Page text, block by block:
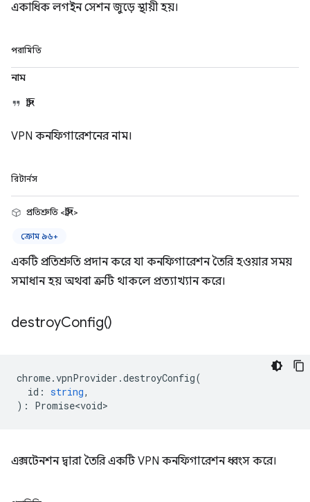
একাধিক লগইন সেশন জুড়ে স্থায়ী হয়।
পরামিতি
নাম
স্ট্রিং
VPN কনফিগারেশনের নাম।
রিটার্নস
প্রতিশ্রুতি <স্ট্রিং>
ক্রোম ৯৬+
একটি প্রতিশ্রুতি প্রদান করে যা কনফিগারেশন তৈরি হওয়ার সময়
সমাধান হয় অথবা ত্রুটি থাকলে প্রত্যাখ্যান করে।
destroyConfig()
chrome.vpnProvider .destroyConfig(
id : string,
) : Promise<void>
এক্সটেনশন দ্বারা তৈরি একটি VPN কনফিগারেশন ধ্বংস করে।